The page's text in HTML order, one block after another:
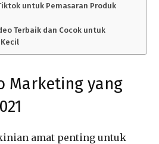
untuk Pemasaran Produk
Terbaik dan Cocok untuk
Marketing yang
amat penting untuk